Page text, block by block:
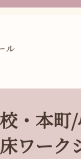
ル
・本町
ワーク